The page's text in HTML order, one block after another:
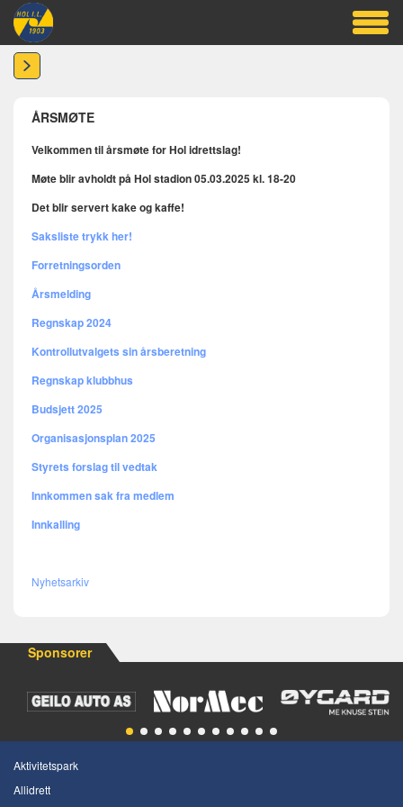
ÅRSMØTE
Velkommen til årsmøte for Hol idrettslag!
Møte blir avholdt på Hol stadion 05.03.2025 kl. 18-20
Det blir servert kake og kaffe!
Saksliste trykk her!
Forretningsorden
Årsmelding
Regnskap 2024
Kontrollutvalgets sin årsberetning
Regnskap klubbhus
Budsjett 2025
Organisasjonsplan 2025
Styrets forslag til vedtak
Innkommen sak fra medlem
Innkalling
Nyhetsarkiv
Sponsorer
Aktivitetspark
Allidrett